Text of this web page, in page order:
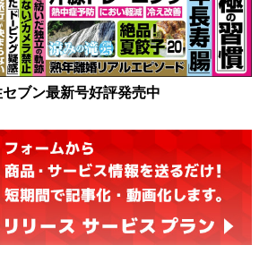
ブン最新号好評発売中